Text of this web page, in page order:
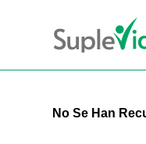
No Se Han